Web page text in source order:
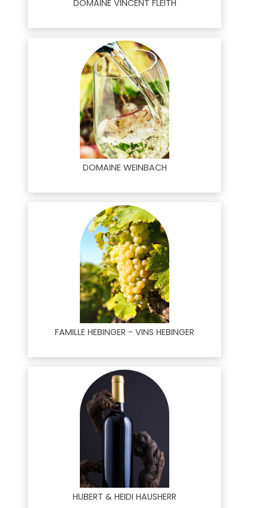
DOMAINE VINCENT FLEITH
DOMAINE WEINBACH
FAMILLE HEBINGER - VINS HEBINGER
HUBERT & HEIDI HAUSHERR